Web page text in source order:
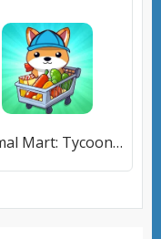
Animal Mart: Tycoon Games